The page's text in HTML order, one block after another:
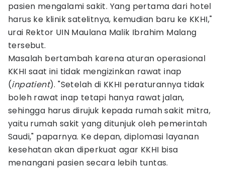
pasien mengalami sakit. Yang pertama dari hotel
harus ke klinik satelitnya, kemudian baru ke KKHI,"
urai Rektor UIN Maulana Malik Ibrahim Malang
tersebut.
Masalah bertambah karena aturan operasional
KKHI saat ini tidak mengizinkan rawat inap
(inpatient). "Setelah di KKHI peraturannya tidak
boleh rawat inap tetapi hanya rawat jalan,
sehingga harus dirujuk kepada rumah sakit mitra,
yaitu rumah sakit yang ditunjuk oleh pemerintah
Saudi," paparnya. Ke depan, diplomasi layanan
kesehatan akan diperkuat agar KKHI bisa
menangani pasien secara lebih tuntas.